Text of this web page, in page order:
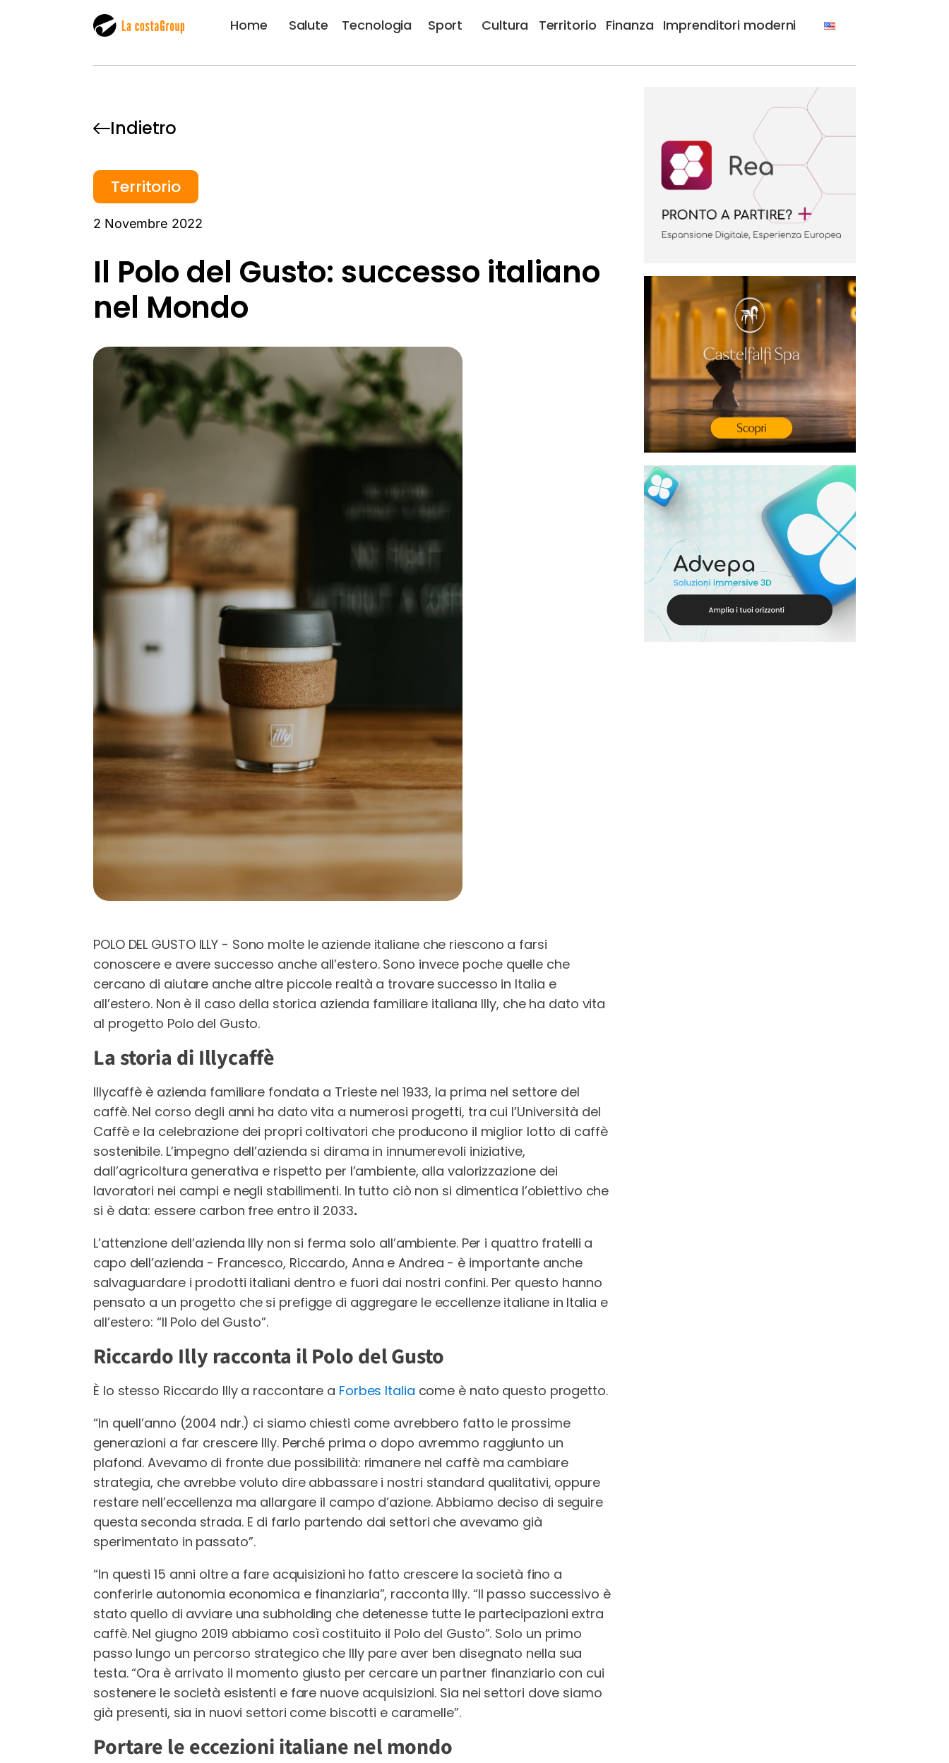
Home Salute Tecnologia Sport Cultura Territorio Finanza Imprenditori moderni
Indietro
Territorio
2 Novembre 2022
Il Polo del Gusto: successo italiano
nel Mondo
POLO DEL GUSTO ILLY - Sono molte le aziende italiane che riescono a farsi
conoscere e avere successo anche all’estero. Sono invece poche quelle che
cercano di aiutare anche altre piccole realtà a trovare successo in Italia e
all’estero. Non è il caso della storica azienda familiare italiana Illy, che ha dato vita
al progetto Polo del Gusto.
La storia di Illycaffè
Illycaffè è azienda familiare fondata a Trieste nel 1933, la prima nel settore del
caffè. Nel corso degli anni ha dato vita a numerosi progetti, tra cui l’Università del
Caffè e la celebrazione dei propri coltivatori che producono il miglior lotto di caffè
sostenibile. L’impegno dell’azienda si dirama in innumerevoli iniziative,
dall’agricoltura generativa e rispetto per l’ambiente, alla valorizzazione dei
lavoratori nei campi e negli stabilimenti. In tutto ciò non si dimentica l’obiettivo che
si è data: essere carbon free entro il 2033.
L’attenzione dell’azienda Illy non si ferma solo all’ambiente. Per i quattro fratelli a
capo dell’azienda - Francesco, Riccardo, Anna e Andrea - è importante anche
salvaguardare i prodotti italiani dentro e fuori dai nostri confini. Per questo hanno
pensato a un progetto che si prefigge di aggregare le eccellenze italiane in Italia e
all’estero: “Il Polo del Gusto”.
Riccardo Illy racconta il Polo del Gusto
È lo stesso Riccardo Illy a raccontare a Forbes Italia come è nato questo progetto.
“In quell’anno (2004 ndr.) ci siamo chiesti come avrebbero fatto le prossime
generazioni a far crescere Illy. Perché prima o dopo avremmo raggiunto un
plafond. Avevamo di fronte due possibilità: rimanere nel caffè ma cambiare
strategia, che avrebbe voluto dire abbassare i nostri standard qualitativi, oppure
restare nell’eccellenza ma allargare il campo d’azione. Abbiamo deciso di seguire
questa seconda strada. E di farlo partendo dai settori che avevamo già
sperimentato in passato”.
“In questi 15 anni oltre a fare acquisizioni ho fatto crescere la società fino a
conferirle autonomia economica e finanziaria”, racconta Illy. “Il passo successivo è
stato quello di avviare una subholding che detenesse tutte le partecipazioni extra
caffè. Nel giugno 2019 abbiamo così costituito il Polo del Gusto”. Solo un primo
passo lungo un percorso strategico che Illy pare aver ben disegnato nella sua
testa. “Ora è arrivato il momento giusto per cercare un partner finanziario con cui
sostenere le società esistenti e fare nuove acquisizioni. Sia nei settori dove siamo
già presenti, sia in nuovi settori come biscotti e caramelle”.
Portare le eccezioni italiane nel mondo